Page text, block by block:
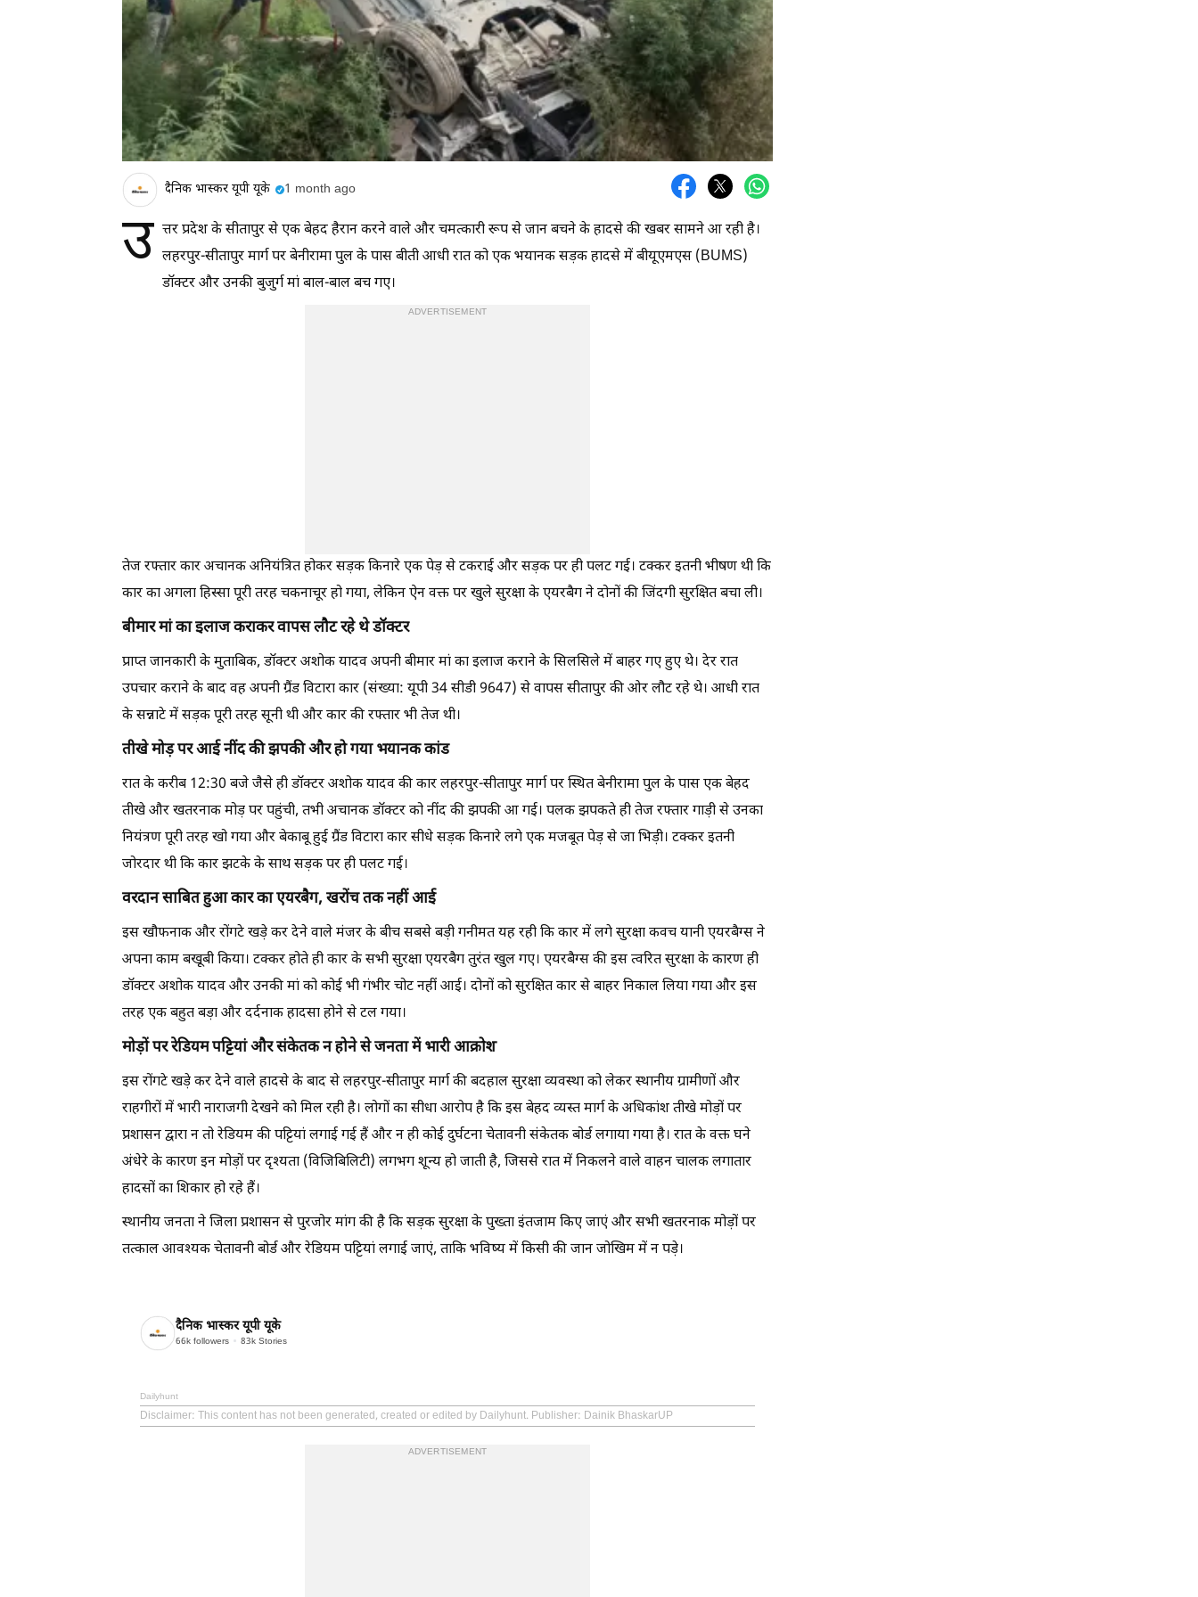
दैनिक भास्कर यूपी यूके 1 month ago
उ त्तर प्रदेश के सीतापुर से एक बेहद हैरान करने वाले और चमत्कारी रूप से जान बचने के हादसे की खबर सामने आ रही है।
लहरपुर-सीतापुर मार्ग पर बेनीरामा पुल के पास बीती आधी रात को एक भयानक सड़क हादसे में बीयूएमएस (BUMS)
डॉक्टर और उनकी बुजुर्ग मां बाल-बाल बच गए।
ADVERTISEMENT
तेज रफ्तार कार अचानक अनियंत्रित होकर सड़क किनारे एक पेड़ से टकराई और सड़क पर ही पलट गई। टक्कर इतनी भीषण थी कि
कार का अगला हिस्सा पूरी तरह चकनाचूर हो गया, लेकिन ऐन वक्त पर खुले सुरक्षा के एयरबैग ने दोनों की जिंदगी सुरक्षित बचा ली।
बीमार मां का इलाज कराकर वापस लौट रहे थे डॉक्टर
प्राप्त जानकारी के मुताबिक, डॉक्टर अशोक यादव अपनी बीमार मां का इलाज कराने के सिलसिले में बाहर गए हुए थे। देर रात
उपचार कराने के बाद वह अपनी ग्रैंड विटारा कार (संख्या: यूपी 34 सीडी 9647) से वापस सीतापुर की ओर लौट रहे थे। आधी रात
के सन्नाटे में सड़क पूरी तरह सूनी थी और कार की रफ्तार भी तेज थी।
तीखे मोड़ पर आई नींद की झपकी और हो गया भयानक कांड
रात के करीब 12:30 बजे जैसे ही डॉक्टर अशोक यादव की कार लहरपुर-सीतापुर मार्ग पर स्थित बेनीरामा पुल के पास एक बेहद
तीखे और खतरनाक मोड़ पर पहुंची, तभी अचानक डॉक्टर को नींद की झपकी आ गई। पलक झपकते ही तेज रफ्तार गाड़ी से उनका
नियंत्रण पूरी तरह खो गया और बेकाबू हुई ग्रैंड विटारा कार सीधे सड़क किनारे लगे एक मजबूत पेड़ से जा भिड़ी। टक्कर इतनी
जोरदार थी कि कार झटके के साथ सड़क पर ही पलट गई।
वरदान साबित हुआ कार का एयरबैग, खरोंच तक नहीं आई
इस खौफनाक और रोंगटे खड़े कर देने वाले मंजर के बीच सबसे बड़ी गनीमत यह रही कि कार में लगे सुरक्षा कवच यानी एयरबैग्स ने
अपना काम बखूबी किया। टक्कर होते ही कार के सभी सुरक्षा एयरबैग तुरंत खुल गए। एयरबैग्स की इस त्वरित सुरक्षा के कारण ही
डॉक्टर अशोक यादव और उनकी मां को कोई भी गंभीर चोट नहीं आई। दोनों को सुरक्षित कार से बाहर निकाल लिया गया और इस
तरह एक बहुत बड़ा और दर्दनाक हादसा होने से टल गया।
मोड़ों पर रेडियम पट्टियां और संकेतक न होने से जनता में भारी आक्रोश
इस रोंगटे खड़े कर देने वाले हादसे के बाद से लहरपुर-सीतापुर मार्ग की बदहाल सुरक्षा व्यवस्था को लेकर स्थानीय ग्रामीणों और
राहगीरों में भारी नाराजगी देखने को मिल रही है। लोगों का सीधा आरोप है कि इस बेहद व्यस्त मार्ग के अधिकांश तीखे मोड़ों पर
प्रशासन द्वारा न तो रेडियम की पट्टियां लगाई गई हैं और न ही कोई दुर्घटना चेतावनी संकेतक बोर्ड लगाया गया है। रात के वक्त घने
अंधेरे के कारण इन मोड़ों पर दृश्यता (विजिबिलिटी) लगभग शून्य हो जाती है, जिससे रात में निकलने वाले वाहन चालक लगातार
हादसों का शिकार हो रहे हैं।
स्थानीय जनता ने जिला प्रशासन से पुरजोर मांग की है कि सड़क सुरक्षा के पुख्ता इंतजाम किए जाएं और सभी खतरनाक मोड़ों पर
तत्काल आवश्यक चेतावनी बोर्ड और रेडियम पट्टियां लगाई जाएं, ताकि भविष्य में किसी की जान जोखिम में न पड़े।
दैनिक भास्कर यूपी यूके
66k followers 83k Stories
Dailyhunt
Disclaimer: This content has not been generated, created or edited by Dailyhunt. Publisher: Dainik BhaskarUP
ADVERTISEMENT